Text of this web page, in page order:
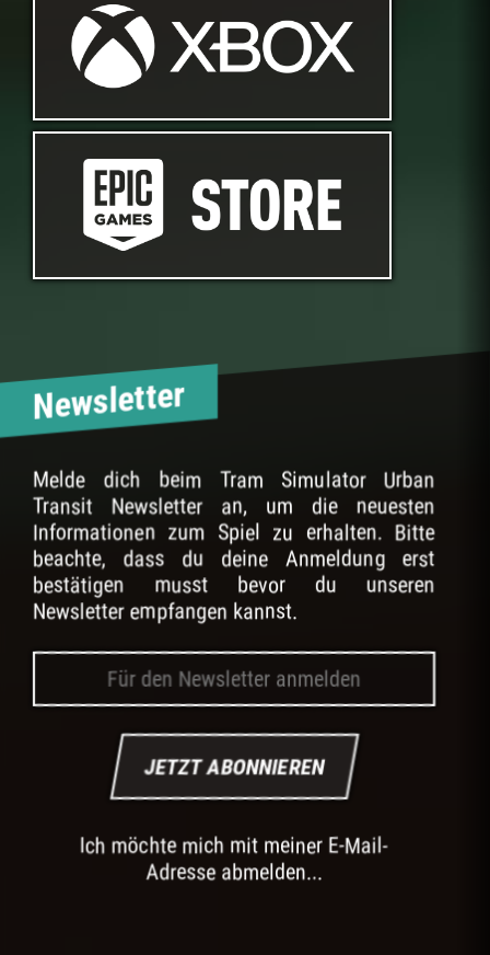
Newsletter
Melde dich beim Tram Simulator Urban
Transit Newsletter an, um die neuesten
Informationen zum Spiel zu erhalten. Bitte
beachte, dass du deine Anmeldung erst
bestätigen musst bevor du unseren
Newsletter empfangen kannst.
JETZT ABONNIEREN
Ich möchte mich mit meiner E-Mail-
Adresse abmelden...